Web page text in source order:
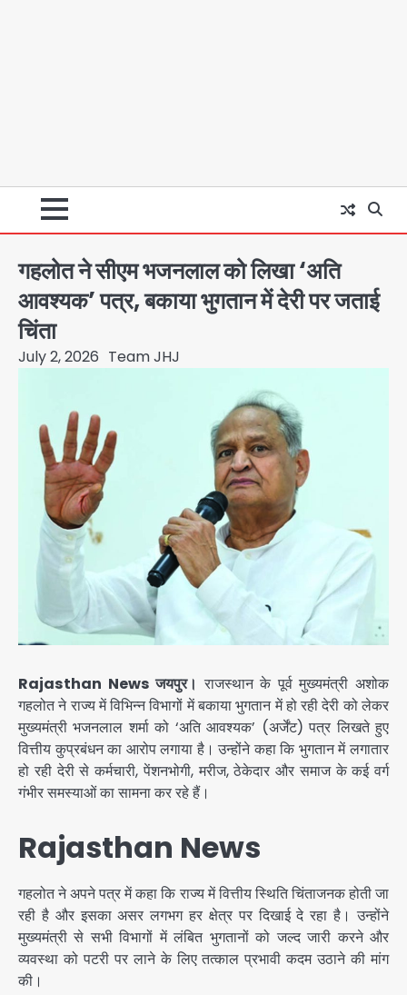
गहलोत ने सीएम भजनलाल को लिखा ‘अति
आवश्यक’ पत्र, बकाया भुगतान में देरी पर जताई
चिंता
July 2, 2026 Team JHJ
Rajasthan News जयपुर। राजस्थान के पूर्व मुख्यमंत्री अशोक
गहलोत ने राज्य में विभिन्न विभागों में बकाया भुगतान में हो रही देरी को लेकर
मुख्यमंत्री भजनलाल शर्मा को ‘अति आवश्यक’ (अर्जेंट) पत्र लिखते हुए
वित्तीय कुप्रबंधन का आरोप लगाया है। उन्होंने कहा कि भुगतान में लगातार
हो रही देरी से कर्मचारी, पेंशनभोगी, मरीज, ठेकेदार और समाज के कई वर्ग
गंभीर समस्याओं का सामना कर रहे हैं।
Rajasthan News
गहलोत ने अपने पत्र में कहा कि राज्य में वित्तीय स्थिति चिंताजनक होती जा
रही है और इसका असर लगभग हर क्षेत्र पर दिखाई दे रहा है। उन्होंने
मुख्यमंत्री से सभी विभागों में लंबित भुगतानों को जल्द जारी करने और
व्यवस्था को पटरी पर लाने के लिए तत्काल प्रभावी कदम उठाने की मांग
की।